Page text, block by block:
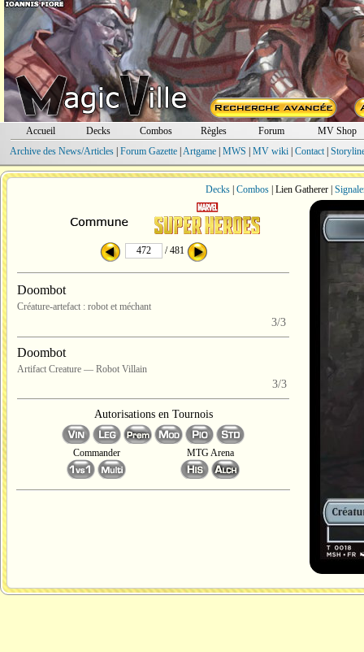
Accueil Decks Combos Règles Forum
MV Shop
Archive des News/Articles| Forum Gazette| Artgame| MWS MV wiki| Contact|
Decks| Combos| Lien Gatherer |
/ 481
Doombot
Créature-artefact : robot et méchant
3/3
Doombot
Artifact Creature — Robot Villain
3/3
Autorisations en Tournois
Commander MTG Arena